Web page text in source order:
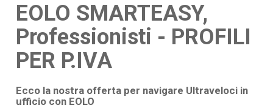
EOLO SMARTEASY,
Professionisti - PROFILI
PER P.IVA
Ecco la nostra offerta per navigare Ultraveloci in
ufficio con EOLO